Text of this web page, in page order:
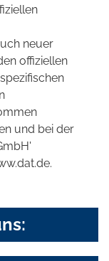
neuer
offiziellen
und bei der